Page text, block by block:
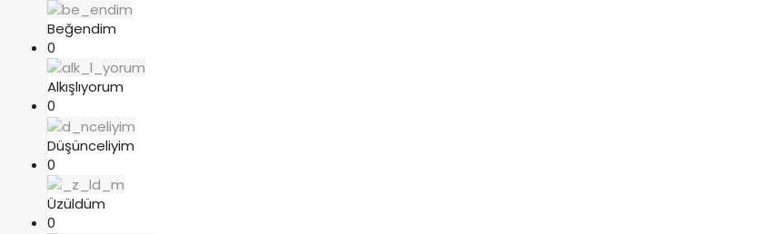
Beğendim
0
Alkışlıyorum
0
Düşünceliyim
0
Üzüldüm
0